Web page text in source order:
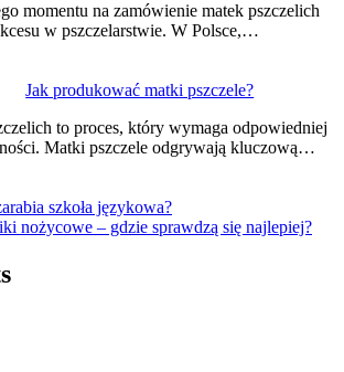
momentu na zamówienie matek pszczelich
w pszczelarstwie. W Polsce,…
Jak produkować matki pszczele?
to proces, który wymaga odpowiedniej
Matki pszczele odgrywają kluczową…
szkoła językowa?
nożycowe – gdzie sprawdzą się najlepiej?